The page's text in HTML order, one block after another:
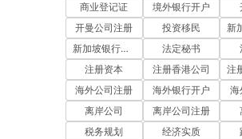
商业登记证
境外银行开户
开曼公司注册
投资移民
新加坡银行开户
法定秘书
注册资本
注册香港公司
海外公司注册
海外银行开户
海
离岸公司
离岸公司注册
税务规划
经济实质